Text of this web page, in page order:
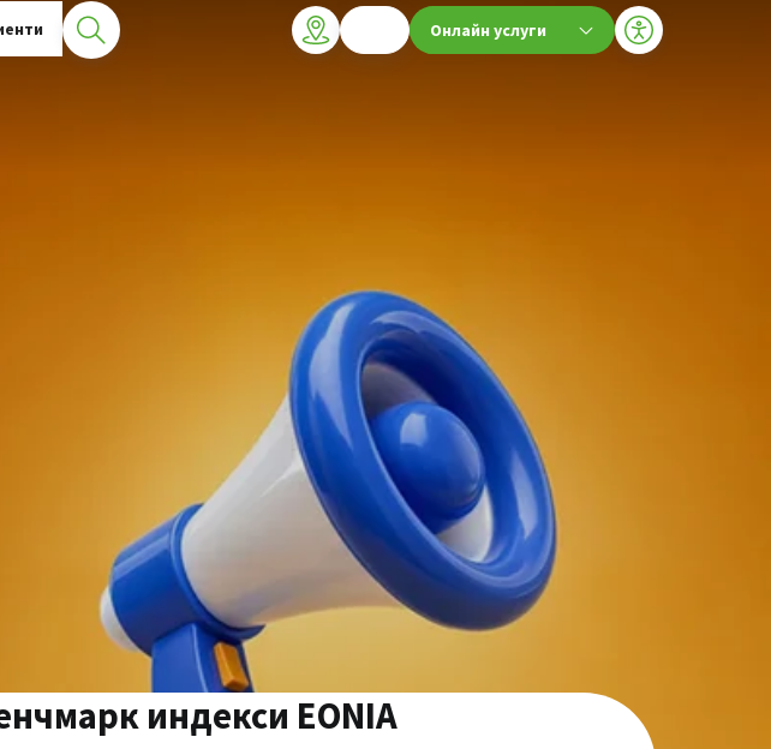
Онлайн услуги
индекси EONIA